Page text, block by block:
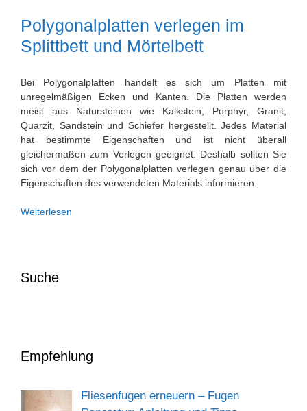
Polygonalplatten verlegen im
Splittbett und Mörtelbett
Bei Polygonalplatten handelt es sich um Platten mit
unregelmäßigen Ecken und Kanten. Die Platten werden
meist aus Natursteinen wie Kalkstein, Porphyr, Granit,
Quarzit, Sandstein und Schiefer hergestellt. Jedes Material
hat bestimmte Eigenschaften und ist nicht überall
gleichermaßen zum Verlegen geeignet. Deshalb sollten Sie
sich vor dem der Polygonalplatten verlegen genau über die
Eigenschaften des verwendeten Materials informieren.
Weiterlesen
Suche
Empfehlung
Fliesenfugen erneuern – Fugen